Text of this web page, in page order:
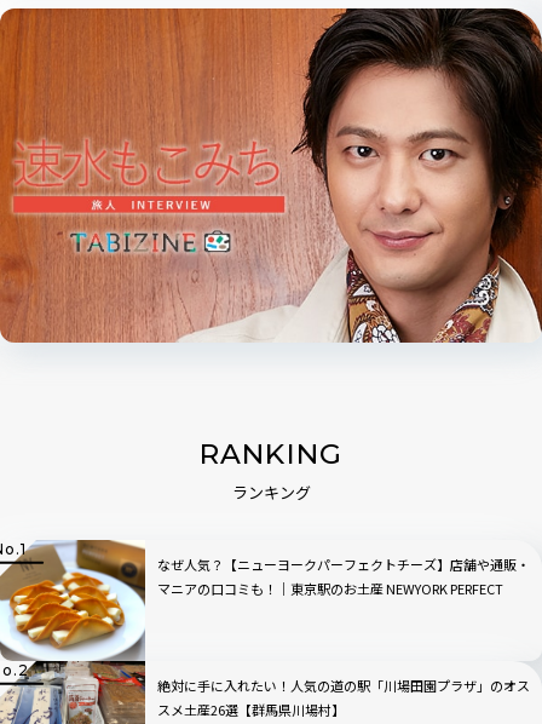
RANKING
ランキング
なぜ人気？【ニューヨークパーフェクトチーズ】店舗や通販・
マニアの口コミも！｜東京駅のお土産 NEWYORK PERFECT
絶対に手に入れたい！人気の道の駅「川場田園プラザ」のオス
スメ土産26選【群馬県川場村】